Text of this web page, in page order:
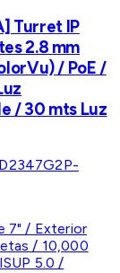
Turret IP
2.8 mm
/ PoE /
/ 30 mts Luz